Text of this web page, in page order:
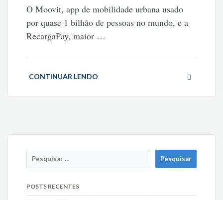
O Moovit, app de mobilidade urbana usado
por quase 1 bilhão de pessoas no mundo, e a
RecargaPay, maior …
CONTINUAR LENDO
POSTS RECENTES